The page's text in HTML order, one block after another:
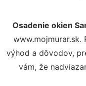
Osadenie okien
www.mojmurar.sk.
výhod a dôvodov,
vám, že